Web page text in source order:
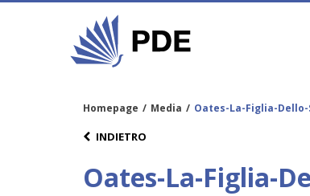
Homepage / Media / Oates-La-Figlia-
INDIETRO
Oates-La-Figlia-